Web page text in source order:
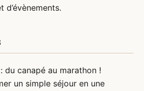
d’évènements.
du canapé au marathon !
un simple séjour en une